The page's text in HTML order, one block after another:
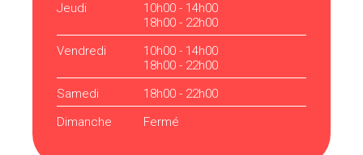
Jeudi
10h00 - 14h00
18h00 - 22h00
Vendredi
10h00 - 14h00
18h00 - 22h00
Samedi
18h00 - 22h00
Dimanche
Fermé